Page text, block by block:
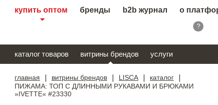
купить оптом бренды b2b журнал о
?
каталог товаров витрины брендов услуги
главная витрины брендов LISCA каталог
ПИЖАМА: ТОП С ДЛИННЫМИ РУКАВАМИ И БРЮКАМИ
»IVETTE« #23330